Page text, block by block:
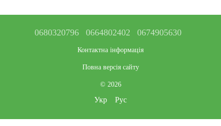
0680320796 0664802402 0674905630
Контактна інформація
Повна версія сайту
© 2026
Укр Рус